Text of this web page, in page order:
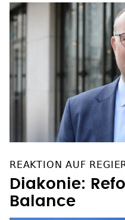
REAKTION AUF
Diakonie:
Balance